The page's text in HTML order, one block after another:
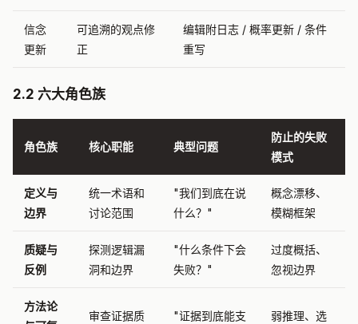
信念
更新
可追溯的观点修
正
编辑附日志 / 概率更新 / 条件
重写
2.2 六大角色族
角色族 核心职能 典型问题
防止的失败
模式
定义与
边界
统一术语和
讨论范围
"我们到底在说
什么？"
概念漂移、
模糊框架
质疑与
反例
探测逻辑漏
洞和边界
"什么条件下会
失败？"
过度概括、
忽视边界
方法论
审查证据质 "证据到底能支 弱推理、选